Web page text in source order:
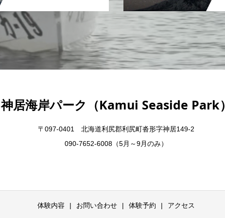
神居海岸パーク（Kamui Seaside Park
〒097-0401 北海道利尻郡利尻町沓形字神居149-2
090-7652-6008（5月～9月のみ）
体験内容 お問い合わせ 体験予約 アクセス